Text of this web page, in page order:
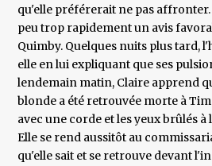
qu'elle préférerait ne pas
peu trop rapidement un avis
Quimby. Quelques nuits plus tard,
elle en lui expliquant que ses
lendemain matin, Claire apprend
blonde a été retrouvée morte à
avec une corde et les yeux brûlés à
Elle se rend aussitôt au
qu'elle sait et se retrouve devant